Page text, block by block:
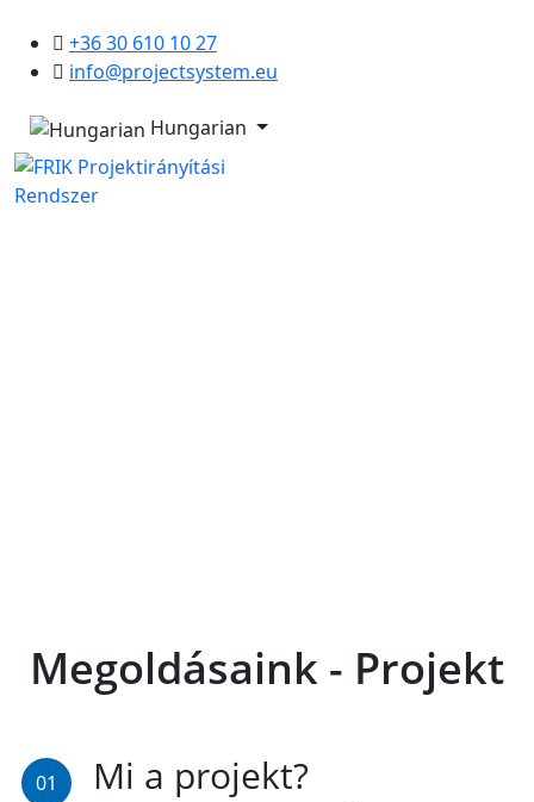
+36 30 610 10 27
info@projectsystem.eu
Hungarian
Megoldásaink - Projekt
01 Mi a projekt?